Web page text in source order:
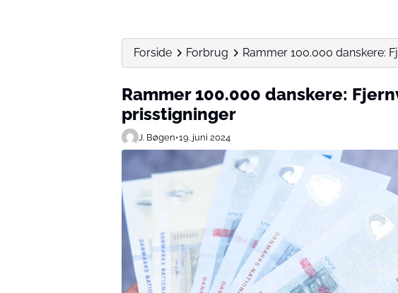
Forside Forbrug Rammer 100.000 danskere:
Rammer 100.000 danskere:
prisstigninger
J. Bøgen•19. juni 2024